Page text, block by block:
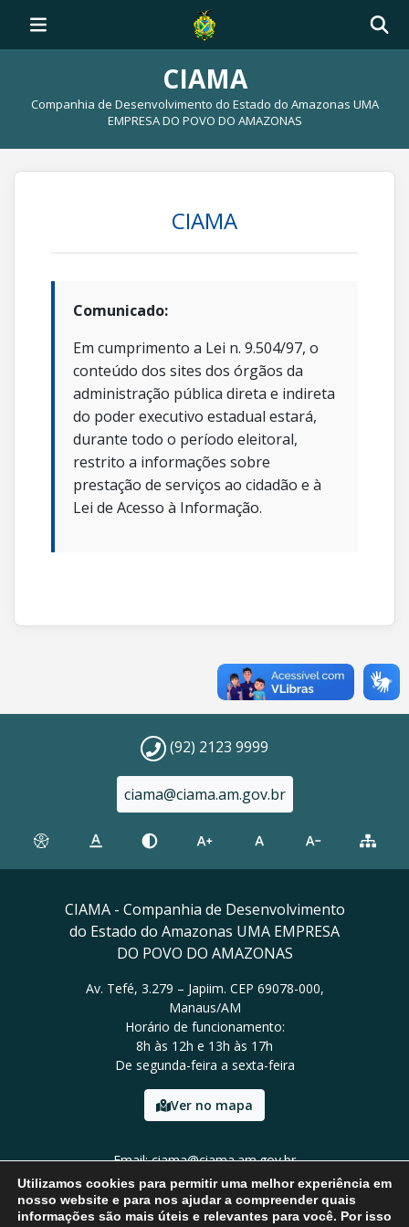
CIAMA
Companhia de Desenvolvimento do Estado do Amazonas UMA
EMPRESA DO POVO DO AMAZONAS
CIAMA
Comunicado:
Em cumprimento a Lei n. 9.504/97, o
conteúdo dos sites dos órgãos da
administração pública direta e indireta
do poder executivo estadual estará,
durante todo o período eleitoral,
restrito a informações sobre
prestação de serviços ao cidadão e à
Lei de Acesso à Informação.
(92) 2123 9999
ciama@ciama.am.gov.br
CIAMA - Companhia de Desenvolvimento
do Estado do Amazonas UMA EMPRESA
DO POVO DO AMAZONAS
Av. Tefé, 3.279 – Japiim. CEP 69078-000,
Manaus/AM
Horário de funcionamento:
8h às 12h e 13h às 17h
De segunda-feira a sexta-feira
Ver no mapa
Email: ciama@ciama.am.gov.br
Tel: (92) 2123 9999
Utilizamos cookies para permitir uma melhor experiência em
nosso website e para nos ajudar a compreender quais
informações são mais úteis e relevantes para você. Por isso